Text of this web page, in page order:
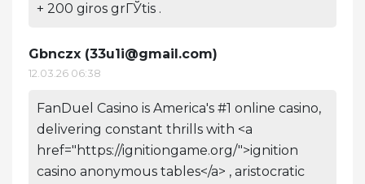
+ 200 giros grГЎtis .
Gbnczx (33u1i@gmail.com)
12.03.26 06:38
FanDuel Casino is America's #1 online casino,
delivering constant thrills with <a
href="https://ignitiongame.org/">ignition
casino anonymous tables</a> , aristocratic